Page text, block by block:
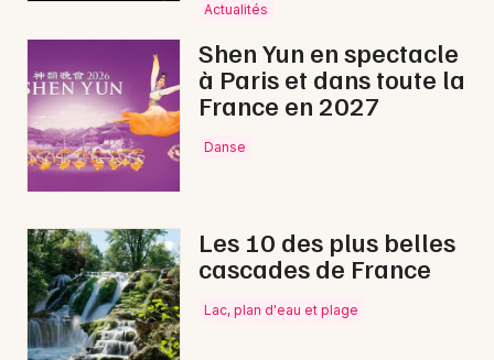
Actus à Tonneins
Magazine à Tonneins
Actualités
Shen Yun en spectacle
à Paris et dans toute la
France en 2027
Danse
Les 10 des plus belles
cascades de France
Lac, plan d'eau et plage